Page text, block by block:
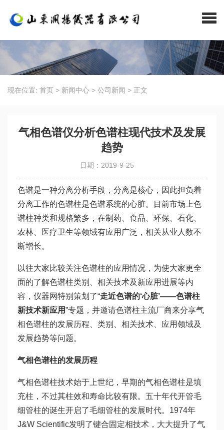
现在位置: 首页 > 新闻中心 > 公司新闻 > 正文
气相色谱仪分析色谱柱现代技术及发展
趋势
日期：2019-9-25
色谱是一种分离分析手段，分离是核心，因此担负着
分离工作的色谱柱是色谱系统的心脏。目前市场上色
谱柱种类和规格繁多，在制药、食品、环保、石化、
农林、医疗卫生等领域有应用广泛，相关从业人数不
断增长。
以往大家比较关注色谱柱的应用情况，为使大家更全
面的了解色谱柱类别、相关技术及新应用进展等内
容，仪器网特别策划了“走近色谱的‘心脏’——色谱柱
新技术新应用”专题，并邀请色谱柱主流厂商来分享气
相色谱柱的发展历程、类别、相关技术、应用领域及
发展趋势等问题。
气相色谱柱的发展历程
气相色谱柱技术始于上世纪，早期的气相色谱柱是填
充柱，不过其柱效和寿命比较有限。五十年代开管毛
细管柱的诞生开启了毛细管柱的发展时代。1974年
J&W Scientific发明了键合固定相技术，大大提升了气